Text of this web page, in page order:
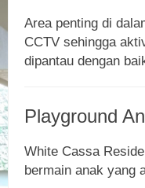
Area penting di
CCTV sehingga
dipantau dengan
Playground
White Cassa
bermain anak yang